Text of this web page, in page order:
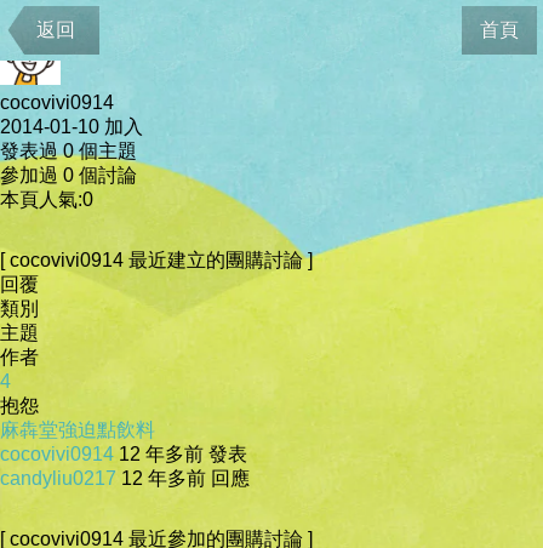
返回 首頁
會員資料
cocovivi0914
2014-01-10 加入
發表過 0 個主題
參加過 0 個討論
本頁人氣:0
[ cocovivi0914 最近建立的團購討論 ]
回覆
類別
主題
作者
4
抱怨
麻犇堂強迫點飲料
cocovivi0914 12 年多前 發表
candyliu0217 12 年多前 回應
[ cocovivi0914 最近參加的團購討論 ]